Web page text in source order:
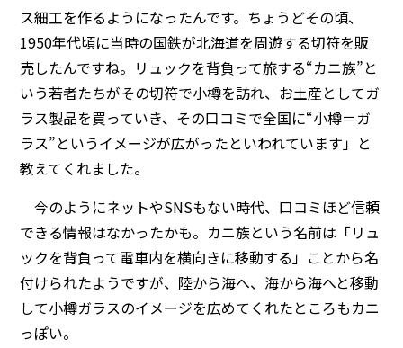
ス細工を作るようになったんです。ちょうどその頃、
1950年代頃に当時の国鉄が北海道を周遊する切符を販
売したんですね。リュックを背負って旅する“カニ族”と
いう若者たちがその切符で小樽を訪れ、お土産としてガ
ラス製品を買っていき、その口コミで全国に“小樽＝ガ
ラス”というイメージが広がったといわれています」と
教えてくれました。
今のようにネットやSNSもない時代、口コミほど信頼
できる情報はなかったかも。カニ族という名前は「リュ
ックを背負って電車内を横向きに移動する」ことから名
付けられたようですが、陸から海へ、海から海へと移動
して小樽ガラスのイメージを広めてくれたところもカニ
っぽい。